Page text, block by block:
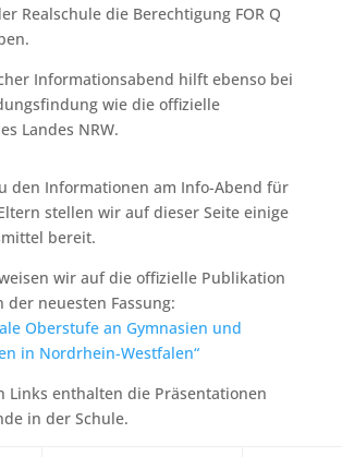
Realschule die Berechtigung FOR Q
Informationsabend hilft ebenso bei
wie die offizielle
Landes NRW.
den Informationen am Info-Abend für
stellen wir auf dieser Seite einige
bereit.
wir auf die offizielle Publikation
der neuesten Fassung:
Oberstufe an Gymnasien und
in Nordrhein-Westfalen“
Links enthalten die Präsentationen
in der Schule.